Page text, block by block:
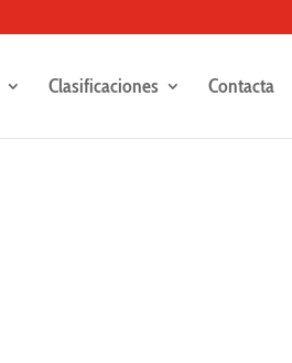
Clasificaciones Contacta